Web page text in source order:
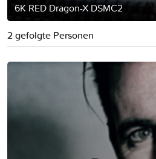
6K RED Dragon-X DSMC2
2 gefolgte Personen